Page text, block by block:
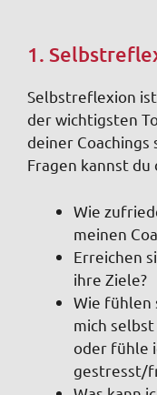
1.
Selbstreflexion
der wichtigsten
deiner
Fragen kannst
Wie
meinen
Erreichen
ihre Ziele?
Wie fühlen
mich selbst
oder fühle
gestresst/